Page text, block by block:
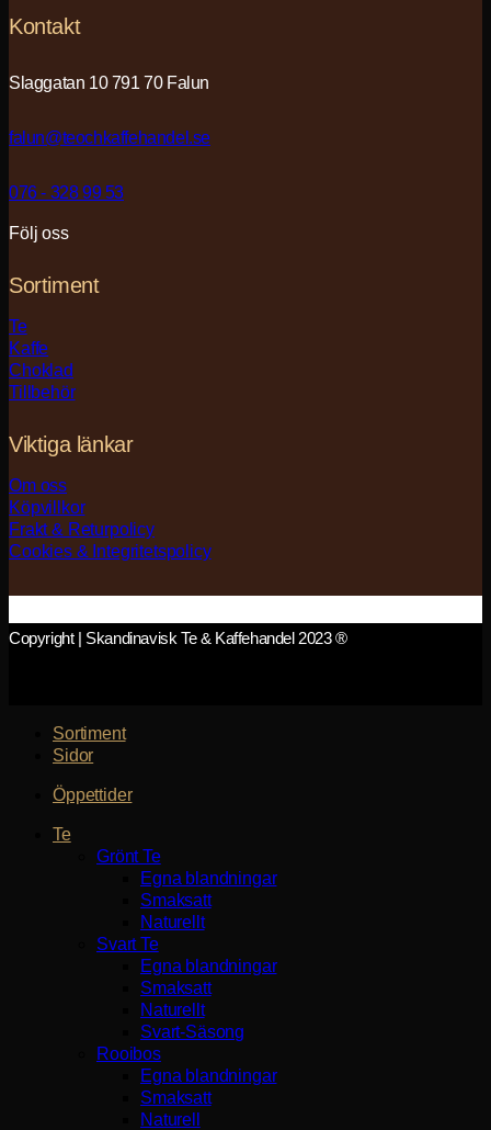
Kontakt
Slaggatan 10 791 70 Falun
falun@teochkaffehandel.se
076 - 328 99 53
Följ oss
Sortiment
Te
Kaffe
Choklad
Tillbehör
Viktiga länkar
Om oss
Köpvillkor
Frakt & Returpolicy
Cookies & Integritetspolicy
Copyright | Skandinavisk Te & Kaffehandel 2023 ®
Sortiment
Sidor
Öppettider
Te
Grönt Te
Egna blandningar
Smaksatt
Naturellt
Svart Te
Egna blandningar
Smaksatt
Naturellt
Svart-Säsong
Rooibos
Egna blandningar
Smaksatt
Naturell